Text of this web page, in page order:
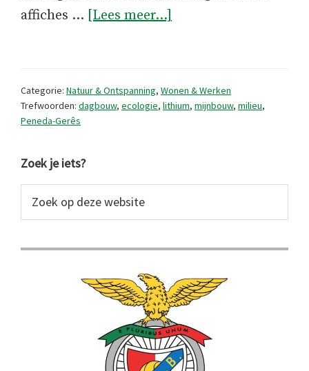
affiches … [Lees meer...]
Portugal
Categorie: Natuur & Ontspanning, Wonen & Werken
Trefwoorden: dagbouw, ecologie, lithium, mijnbouw, milieu,
Peneda-Gerês
Primaire
Sidebar
Zoek je iets?
op
website